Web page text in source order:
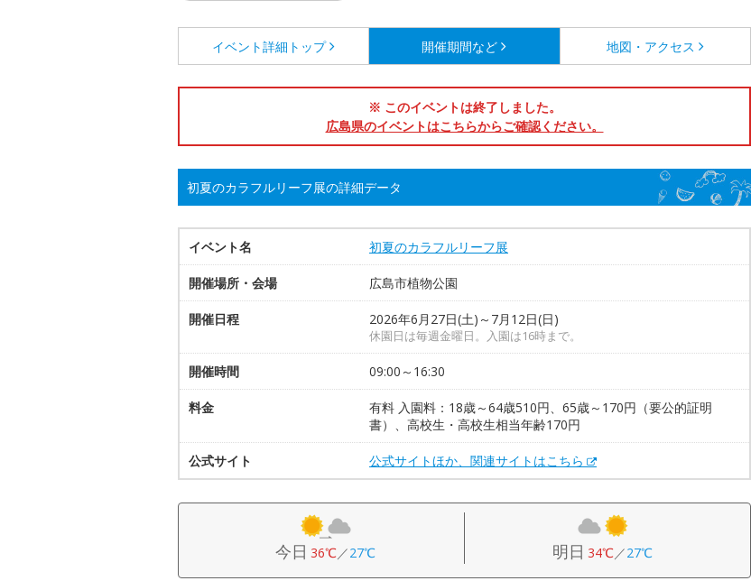
イベント詳細 トップ 開催期間など 地図・アクセス
※ このイベントは終了しました。
広島県のイベントはこちらからご確認ください。
初夏のカラフルリーフ展の詳細データ
イベント名 初夏のカラフルリーフ展
開催場所・会場 広島市植物公園
開催日程 2026年6月27日(土)～7月12日(日)
休園日は毎週金曜日。入園は16時まで。
開催時間 09:00～16:30
料金
有料 入園料：18歳～64歳510円、65歳～170円（要公的証明
書）、高校生・高校生相当年齢170円
公式サイト 公式サイトほか、関連サイトはこちら
今日 36℃／27℃ 明日 34℃／27℃